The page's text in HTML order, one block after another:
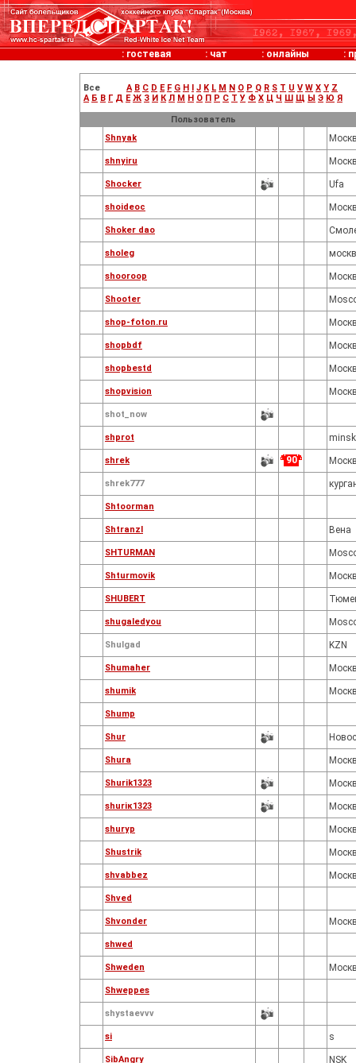
: гостевая : чат : онлайны :
Все A B C D E F G H I J K L M N O P Q R S T U V W X Y Z
А Б В Г Д Е Ж З И К Л М Н О П Р С Т У Ф Х Ц Ч Ш Щ Ы Э Ю Я
Пользователь
Shnyak
shnyiru
Shocker Ufa
shoideoc
Shoker dao
sholeg
shooroop
Shooter
shop-foton.ru
shopbdf
shopbestd
shopvision
shot_now
shprot minsk
shrek 90
shrek777
Shtoorman
Shtranzl Вена
SHTURMAN
Shturmovik
SHUBERT
shugaledyou
Shulgad KZN
Shumaher
shumik
Shump
Shur
Shura
Shurik1323
shuriк1323
shuryp
Shustrik
shvabbez
Shved
Shvonder
shwed
Shweden
Shweppes
shystaevvv
si s
SibAngry NSK